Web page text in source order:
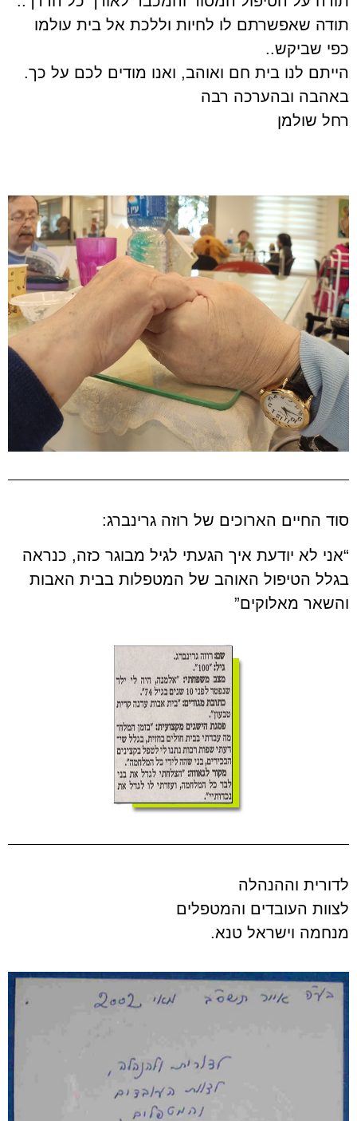
תודה שאפשרתם לו לחיות וללכת אל בית עולמו
כפי שביקש..
הייתם לנו בית חם ואוהב, ואנו מודים לכם על כך.
באהבה ובהערכה רבה
רחל שולמן
סוד החיים הארוכים של רוזה גרינברג:
“אני לא יודעת איך הגעתי לגיל מבוגר כזה, כנראה
בגלל הטיפול האוהב של המטפלות בבית האבות
והשאר מאלוקים”
לדורית וההנהלה
לצוות העובדים והמטפלים
מנחמה וישראל טנא.